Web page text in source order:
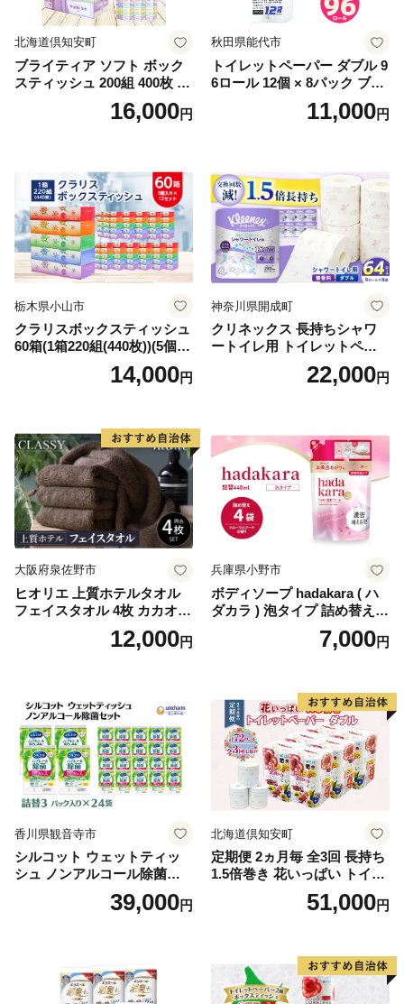
北海道倶知安町
ブライティア ソフト ボック
スティッシュ 200組 400枚 60
箱 日本製 まとめ買い ティッ
シュ リサイクル 長持 防災 常
倶知安町 日用品
16,000円
秋田県能代市
トイレットペーパー ダブル 9
6ロール 12個 × 8パック ブラ
ンカ 再生紙 100％ 芯あり 日
用品 消耗品 無香料 生活用品
11,000円
栃木県小山市
クラリスボックスティッシュ
60箱(1箱220組(440枚))(5個入
り×12セット)【1256759】
14,000円
神奈川県開成町
クリネックス 長持ちシャワ
ートイレ用 トイレットペー
パー（ダブル）64ロール(8ロ
ール×8パック) 開成町 トイレ
蓄 防災 エコ 消耗品 生活雑貨
生活用品 無香料 トイレット
ペーパー ダブル といれっと
ぺーぱー トイレ クレシア ト
イレットペーパー [BDBH002
-1]
22,000円
大阪府泉佐野市
ヒオリエ 上質ホテルタオル
フェイスタオル 4枚 カカオ
【タオル 泉州タオル 吸水 普
段使い 無地 シンプル 日用品
12,000円
兵庫県小野市
ボディソープ hadakara ( ハ
ダカラ ) 泡タイプ 詰め替え 4
40ml×4袋 ボディーソープ 泡
ボディソープ 泡 日用品 消耗
泡石鹸 石鹸 兵庫 兵庫県 小野
7,000円
香川県観音寺市
シルコット ウェットティッ
シュ ノンアルコール除菌詰
替（43枚×3P）×24袋 日用品
おもちゃ 拭き取り 手拭き 外
39,000円
北海道倶知安町
定期便 2ヵ月毎 全3回 長持ち
1.5倍巻き 花いっぱい トイレ
ットペーパー ダブル 45ｍ 計
72ロール 全18種 花柄 プリン
ー 消耗品 備蓄 送料無料 北海
道 倶知安町 日用品
51,000円